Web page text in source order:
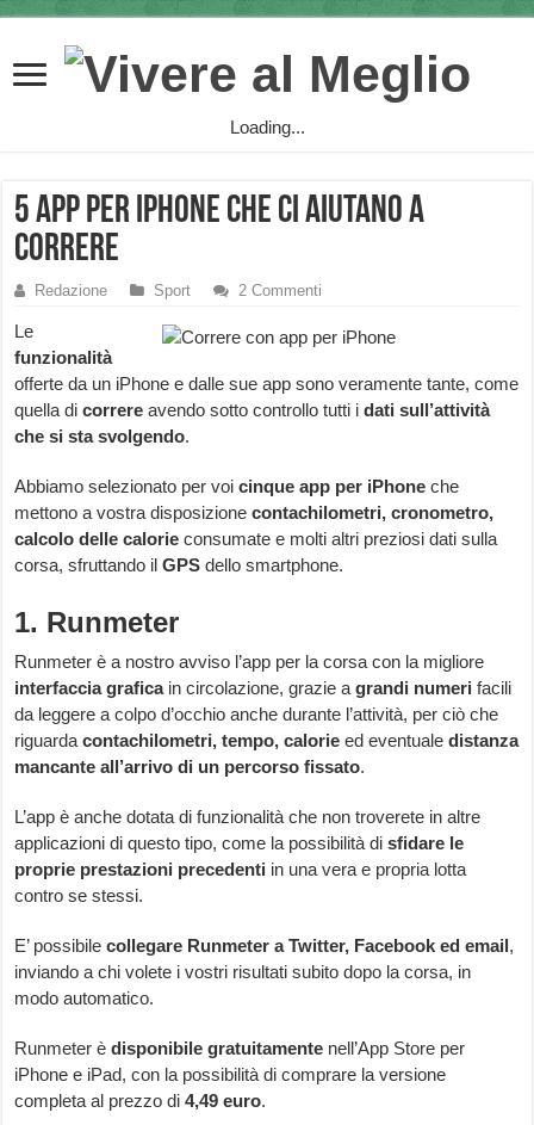
Loading...
5 app per iPhone che ci aiutano a
correre
Redazione Sport 2 Commenti
Le
funzionalità
offerte da un iPhone e dalle sue app sono veramente tante, come
quella dicorrere avendo sotto controllo tutti idati sull’attività
che si sta svolgendo.
Abbiamo selezionato per voicinque app per iPhone che
mettono a vostra disposizionecontachilometri, cronometro,
calcolo delle calorie consumate e molti altri preziosi dati sulla
corsa, sfruttando ilGPS dello smartphone.
1. Runmeter
Runmeter è a nostro avviso l’app per la corsa con la migliore
interfaccia graficain circolazione, grazie agrandi numeri facili
da leggere a colpo d’occhio anche durante l’attività, per ciò che
riguarda contachilometri, tempo, calorie ed eventualedistanza
mancante all’arrivo di un percorso fissato.
L’app è anche dotata di funzionalità che non troverete in altre
applicazioni di questo tipo, come la possibilità disfidare le
proprie prestazioni precedenti in una vera e propria lotta
contro se stessi.
E’ possibilecollegare Runmeter a Twitter, Facebook ed email,
inviando a chi volete i vostri risultati subito dopo la corsa, in
modo automatico.
Runmeter èdisponibile gratuitamente nell’App Store per
iPhone e iPad, con la possibilità di comprare la versione
completa al prezzo di4,49 euro.